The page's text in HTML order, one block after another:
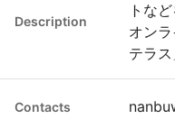
Description
トな
オン
テラ
Contacts